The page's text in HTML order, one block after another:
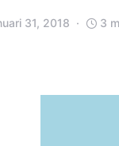
31, 2018 3